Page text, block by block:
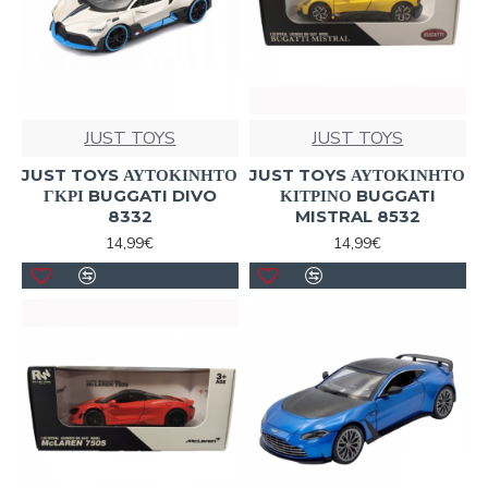
JUST TOYS
JUST TOYS ΑΥΤΟΚΙΝΗΤΟ
ΓΚΡΙ BUGGATI DIVO
8332
14,99€
JUST TOYS
JUST TOYS ΑΥΤΟΚΙΝΗΤΟ
ΚΙΤΡΙΝΟ BUGGATI
MISTRAL 8532
14,99€